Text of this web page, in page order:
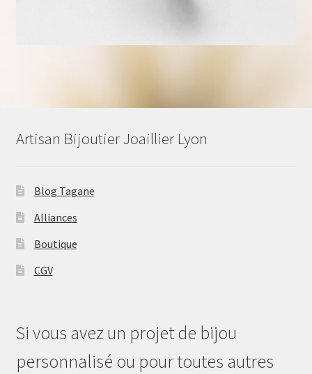
Artisan Bijoutier Joaillier Lyon
Blog Tagane
Alliances
Boutique
CGV
Si vous avez un projet de bijou
personnalisé ou pour toutes autres